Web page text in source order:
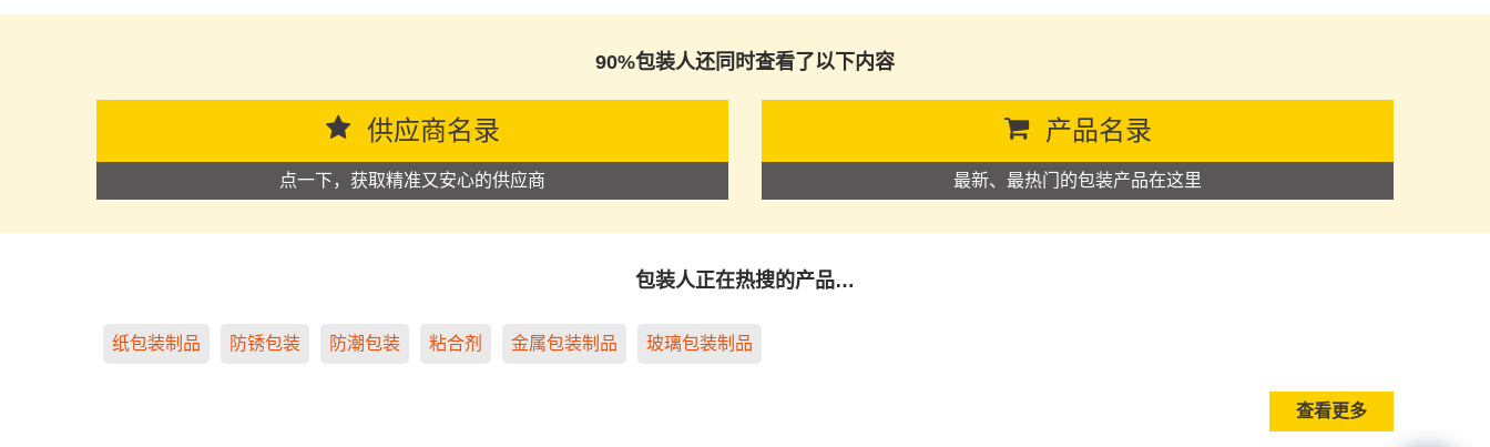
90%包装人还同时查看了以下内容
供应商名录
点一下，获取精准又安心的供应商
产品名录
最新、最热门的包装产品在这里
包装人正在热搜的产品…
纸包装制品 防锈包装 防潮包装 粘合剂 金属包装制品 玻璃包装制品
查看更多